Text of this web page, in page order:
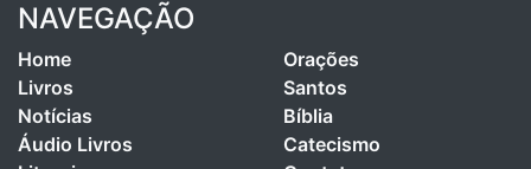
NAVEGAÇÃO
Home
Livros
Notícias
Áudio Livros
Orações
Santos
Bíblia
Catecismo